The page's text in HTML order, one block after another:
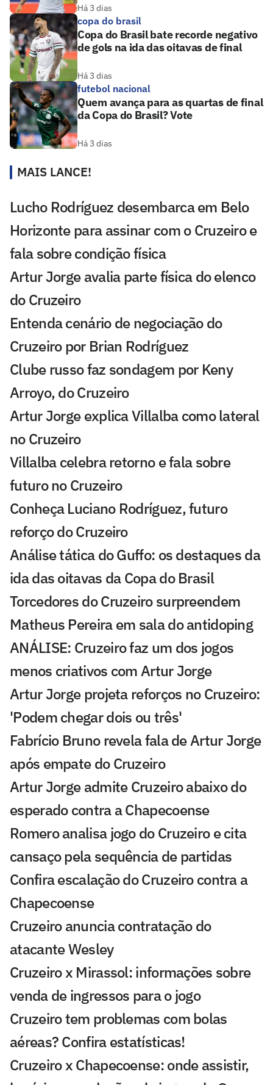
Há 3 dias
copa do brasil
Copa do Brasil bate recorde negativo
de gols na ida das oitavas de final
Há 3 dias
futebol nacional
Quem avança para as quartas de final
da Copa do Brasil? Vote
Há 3 dias
MAIS LANCE!
Lucho Rodríguez desembarca em Belo
Horizonte para assinar com o Cruzeiro e
fala sobre condição física
Artur Jorge avalia parte física do elenco
do Cruzeiro
Entenda cenário de negociação do
Cruzeiro por Brian Rodríguez
Clube russo faz sondagem por Keny
Arroyo, do Cruzeiro
Artur Jorge explica Villalba como lateral
no Cruzeiro
Villalba celebra retorno e fala sobre
futuro no Cruzeiro
Conheça Luciano Rodríguez, futuro
reforço do Cruzeiro
Análise tática do Guffo: os destaques da
ida das oitavas da Copa do Brasil
Torcedores do Cruzeiro surpreendem
Matheus Pereira em sala do antidoping
ANÁLISE: Cruzeiro faz um dos jogos
menos criativos com Artur Jorge
Artur Jorge projeta reforços no Cruzeiro:
'Podem chegar dois ou três'
Fabrício Bruno revela fala de Artur Jorge
após empate do Cruzeiro
Artur Jorge admite Cruzeiro abaixo do
esperado contra a Chapecoense
Romero analisa jogo do Cruzeiro e cita
cansaço pela sequência de partidas
Confira escalação do Cruzeiro contra a
Chapecoense
Cruzeiro anuncia contratação do
atacante Wesley
Cruzeiro x Mirassol: informações sobre
venda de ingressos para o jogo
Cruzeiro tem problemas com bolas
aéreas? Confira estatísticas!
Cruzeiro x Chapecoense: onde assistir,